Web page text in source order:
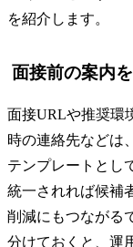
を紹介します。
面接前の案内
面接URLや推奨環
時の連絡先などは
テンプレートとし
統一されれば候補
削減にもつながる
分けておくと、運